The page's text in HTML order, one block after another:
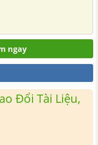
ngay
Đổi Tài Liệu,